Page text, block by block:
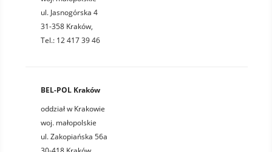
ul. Jasnogórska 4
31-358 Kraków,
Tel.: 12 417 39 46
BEL-POL Kraków
oddział w Krakowie
woj. małopolskie
ul. Zakopiańska 56a